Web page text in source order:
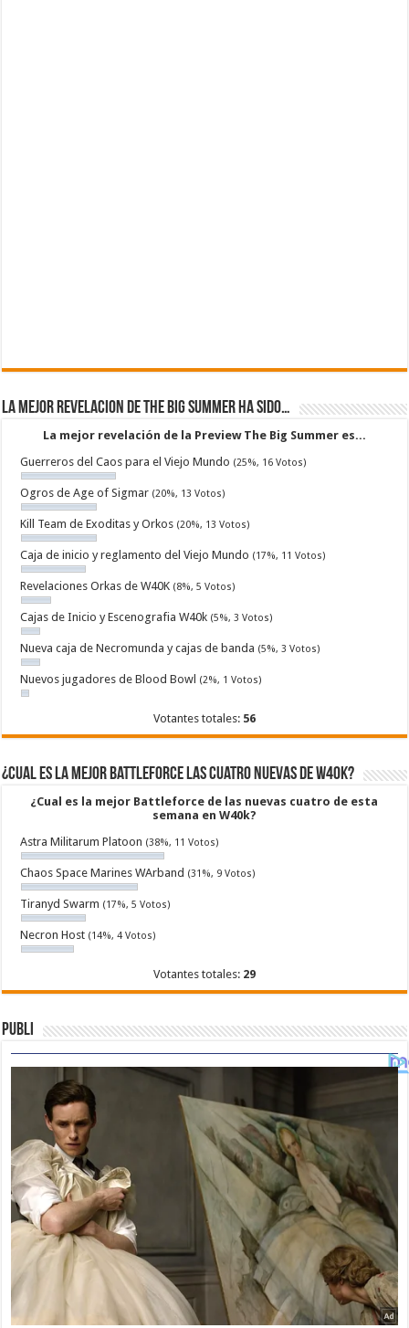
La mejor revelacion de The Big Summer ha sido…
La mejor revelación de la Preview The Big Summer es...
Guerreros del Caos para el Viejo Mundo (25%, 16 Votos)
Ogros de Age of Sigmar (20%, 13 Votos)
Kill Team de Exoditas y Orkos (20%, 13 Votos)
Caja de inicio y reglamento del Viejo Mundo (17%, 11 Votos)
Revelaciones Orkas de W40K (8%, 5 Votos)
Cajas de Inicio y Escenografia W40k (5%, 3 Votos)
Nueva caja de Necromunda y cajas de banda (5%, 3 Votos)
Nuevos jugadores de Blood Bowl (2%, 1 Votos)
Votantes totales: 56
¿Cual es la mejor Battleforce las cuatro nuevas de W40k?
¿Cual es la mejor Battleforce de las nuevas cuatro de esta
semana en W40k?
Astra Militarum Platoon (38%, 11 Votos)
Chaos Space Marines WArband (31%, 9 Votos)
Tiranyd Swarm (17%, 5 Votos)
Necron Host (14%, 4 Votos)
Votantes totales: 29
Publi